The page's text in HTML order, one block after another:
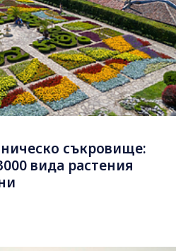
съкровище:
вида растения